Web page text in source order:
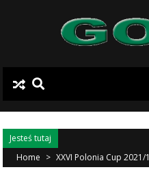
Jesteś tutaj
Home > XXVI Polonia Cup 2021/1